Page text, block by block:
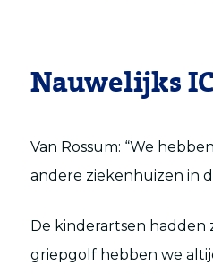
Nauwelijks
Van Rossum: “We
andere ziekenhuizen in
De kinderartsen hadden
griepgolf hebben we